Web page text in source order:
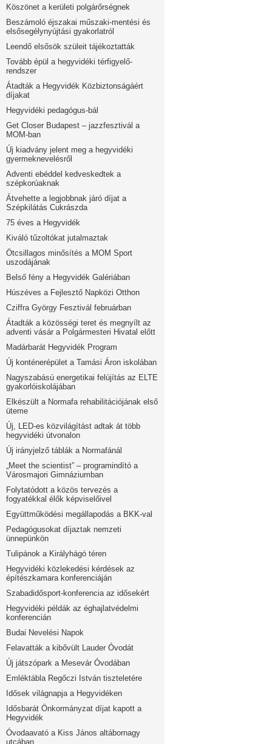
Köszönet a kerületi polgárőrségnek
Beszámoló éjszakai műszaki-mentési és
elsősegélynyújtási gyakorlatról
Leendő elsősök szüleit tájékoztatták
Tovább épül a hegyvidéki térfigyelő-
rendszer
Átadták a Hegyvidék Közbiztonságáért
díjakat
Hegyvidéki pedagógus-bál
Get Closer Budapest – jazzfesztivál a
MOM-ban
Új kiadvány jelent meg a hegyvidéki
gyermeknevelésről
Adventi ebéddel kedveskedtek a
szépkorúaknak
Átvehette a legjobbnak járó díjat a
Szépkilátás Cukrászda
75 éves a Hegyvidék
Kiváló tűzoltókat jutalmaztak
Ötcsillagos minősítés a MOM Sport
uszodájának
Belső fény a Hegyvidék Galériában
Húszéves a Fejlesztő Napközi Otthon
Cziffra György Fesztivál februárban
Átadták a közösségi teret és megnyílt az
adventi vásár a Polgármesteri Hivatal előtt
Madárbarát Hegyvidék Program
Új konténerépület a Tamási Áron iskolában
Nagyszabású energetikai felújítás az ELTE
gyakorlóiskolájában
Elkészült a Normafa rehabilitációjának első
üteme
Új, LED-es közvilágítást adtak át több
hegyvidéki útvonalon
Új irányjelző táblák a Normafánál
„Meet the scientist” – programindító a
Városmajori Gimnáziumban
Folytatódott a közös tervezés a
fogyatékkal élők képviselőivel
Együttműködési megállapodás a BKK-val
Pedagógusokat díjaztak nemzeti
ünnepünkön
Tulipánok a Királyhágó téren
Hegyvidéki közlekedési kérdések az
építészkamara konferenciáján
Szabadidősport-konferencia az idősekért
Hegyvidéki példák az éghajlatvédelmi
konferencián
Budai Nevelési Napok
Felavatták a kibővült Lauder Óvodát
Új játszópark a Mesevár Óvodában
Emléktábla Regőczi István tiszteletére
Idősek világnapja a Hegyvidéken
Idősbarát Önkormányzat díjat kapott a
Hegyvidék
Óvodaavató a Kiss János altábornagy
utcában